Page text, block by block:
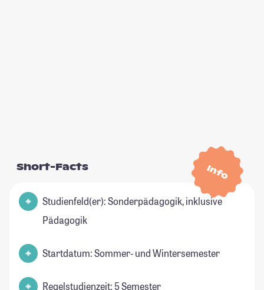
Info
Short-Facts
Studienfeld(er): Sonderpädagogik, inklusive
Pädagogik
Startdatum: Sommer- und Wintersemester
Regelstudienzeit: 5 Semester